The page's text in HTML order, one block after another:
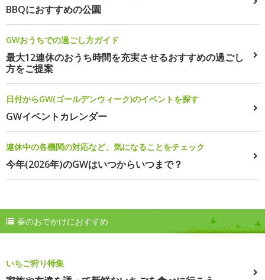
BBQにおすすめの公園
GWおうちでの過ごし方ガイド
最大12連休のおうち時間を充実させるおすすめの過ごし
方をご提案
日付からGW(ゴールデンウィーク)のイベントを探す
GWイベントカレンダー
連休中の各機関の対応など、気になることをチェック
今年(2026年)のGWはいつからいつまで？
春のおでかけにおすすめ
いちご狩り特集